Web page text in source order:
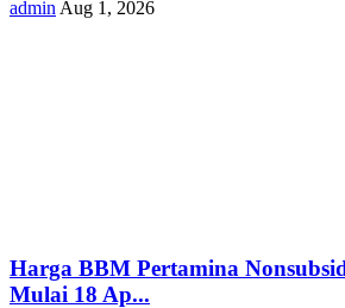
admin Aug 1, 2026
Harga BBM Pertamina
Mulai 18 Ap...